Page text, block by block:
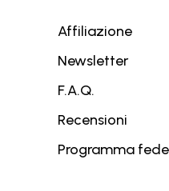
Affiliazione
Newsletter
F.A.Q.
Recensioni
Programma